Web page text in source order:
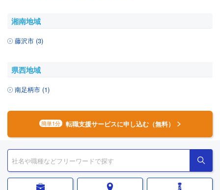
湘南地域
藤沢市 (3)
県西地域
南足柄市 (1)
簡単1分 転職支援サービスに申し込む（無料）